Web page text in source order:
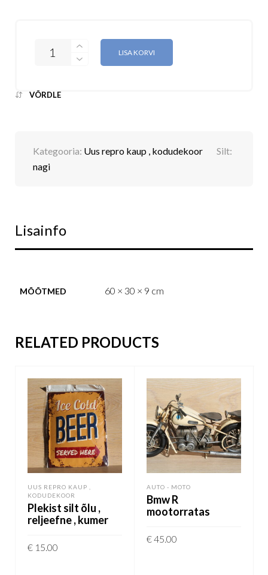
LISA KORVI
VÕRDLE
Kategooria: Uus repro kaup , kodudekoor
Silt:
nagi
Lisainfo
MÕÕTMED 60 × 30 × 9 cm
RELATED PRODUCTS
UUS REPRO KAUP ,
KODUDEKOOR
Plekist silt õlu ,
reljeefne , kumer
€ 15.00
AUTO - MOTO
Bmw R
mootorratas
€45.00